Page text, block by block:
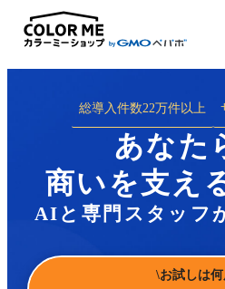
総導入件数22万件以上
あなた
商いを支え
AIと専門スタッフ
お試しは